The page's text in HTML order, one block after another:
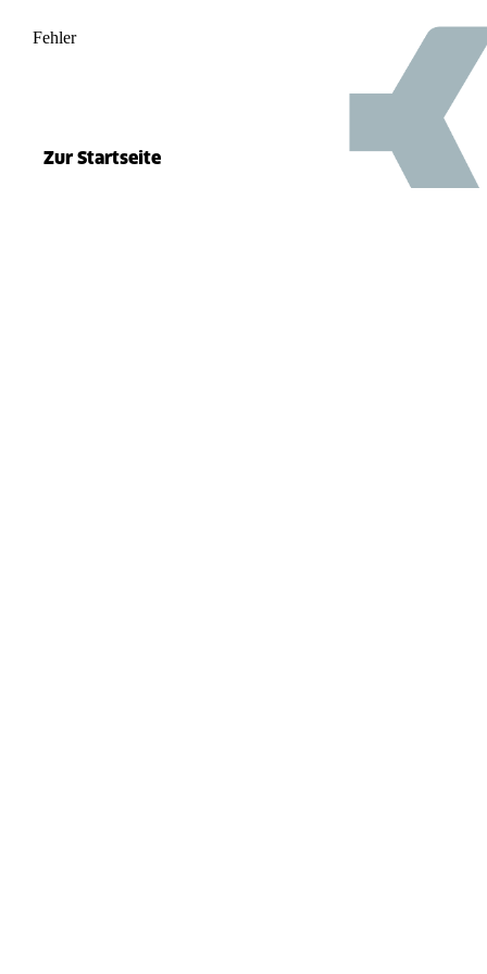
Fehler 500
Zur Startseite